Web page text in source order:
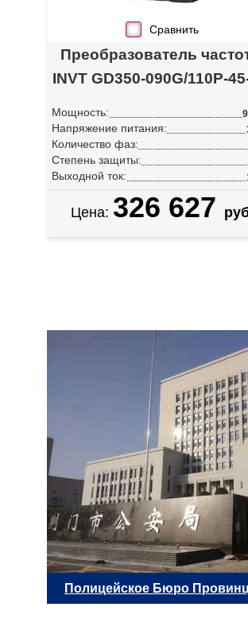
Сравнить
Преобразователь
INVT GD350-090G/110P-
Мощность:
Напряжение питания:
Количество фаз:
Степень защиты:
Выходной ток:
Цена: 326 627
Полицейское Бюро